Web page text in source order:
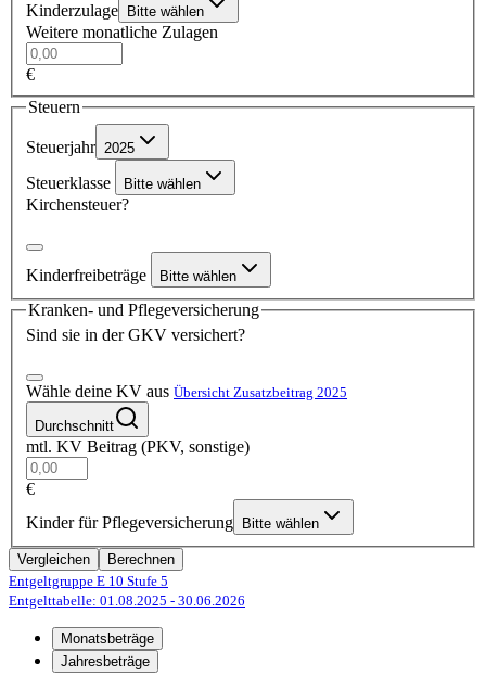
Kinderzulage Bitte wählen
Weitere monatliche Zulagen
€
Steuern
Steuerjahr 2025
Steuerklasse Bitte wählen
Kirchensteuer?
Kinderfreibeträge Bitte wählen
Kranken- und Pflegeversicherung
Sind sie in der GKV versichert?
Wähle deine KV aus Übersicht Zusatzbeitrag 2025
Durchschnitt
mtl. KV Beitrag (PKV, sonstige)
€
Kinder für Pflegeversicherung
Bitte wählen
Vergleichen
Berechnen
Entgeltgruppe E 10 Stufe 5
Entgelttabelle: 01.08.2025 - 30.06.2026
Monatsbeträge
Jahresbeträge